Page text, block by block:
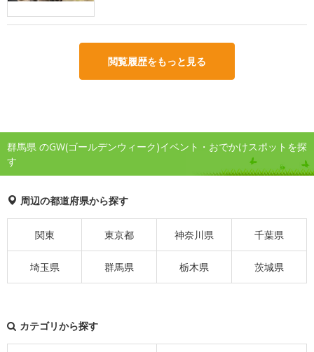
閲覧履歴をもっと見る
群馬県 のGW(ゴールデンウィーク)イベント・おでかけスポットを探
す
周辺の都道府県から探す
関東 東京都 神奈川県 千葉県
埼玉県 群馬県 栃木県 茨城県
カテゴリから探す